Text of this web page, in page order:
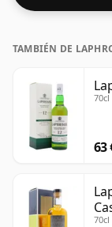
TAMBIÉN DE
70cl
63
70cl